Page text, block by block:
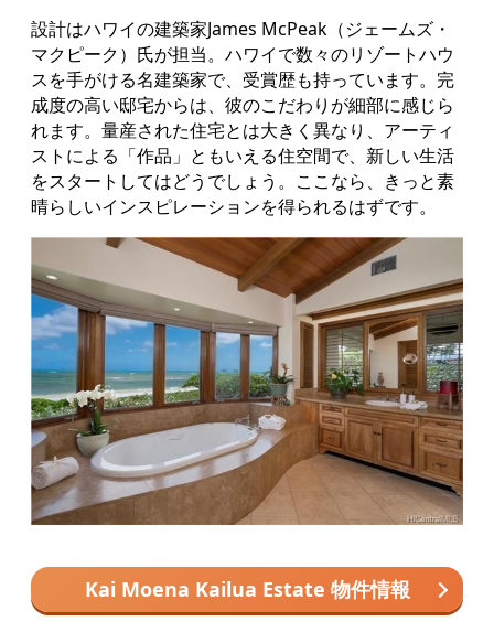
設計はハワイの建築家James McPeak（ジェームズ・
マクピーク）氏が担当。ハワイで数々のリゾートハウ
スを手がける名建築家で、受賞歴も持っています。完
成度の高い邸宅からは、彼のこだわりが細部に感じら
れます。量産された住宅とは大きく異なり、アーティ
ストによる「作品」ともいえる住空間で、新しい生活
をスタートしてはどうでしょう。ここなら、きっと素
晴らしいインスピレーションを得られるはずです。
Kai Moena Kailua Estate 物件情報